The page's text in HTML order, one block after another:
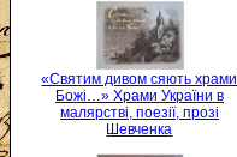
«Святим дивом сяють храми
Божі…» Храми України в
малярстві, поезії, прозі
Шевченка